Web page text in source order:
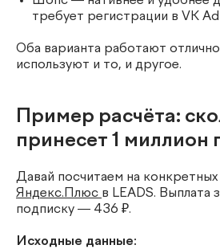
требует регистрации в VK
Оба варианта работают
используют и то, и другое.
Пример расчёта:
принесет 1 миллион
Давай посчитаем на
Яндекс.Плюс в LEADS. Выплата
подписку — 436 ₽.
Исходные данные: